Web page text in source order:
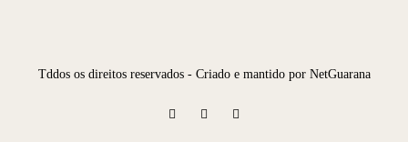
Tddos os direitos reservados - Criado e mantido por NetGuarana